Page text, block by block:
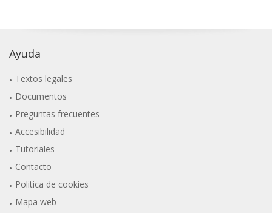
Ayuda
Textos legales
Documentos
Preguntas frecuentes
Accesibilidad
Tutoriales
Contacto
Politica de cookies
Mapa web